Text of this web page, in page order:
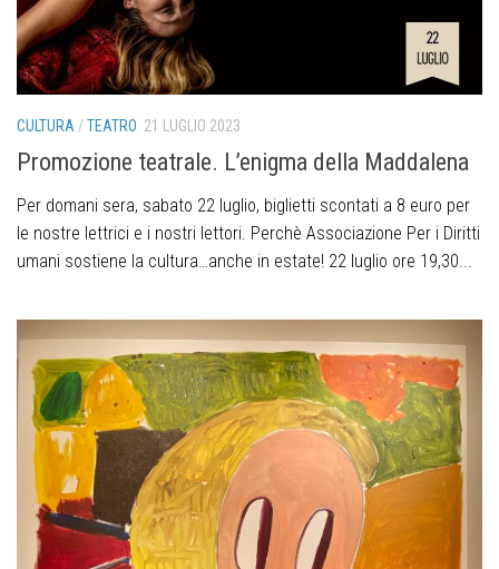
CULTURA /TEATRO 21 LUGLIO 2023
Promozione teatrale. L’enigma della Maddalena
Per domani sera, sabato 22 luglio, biglietti scontati a 8 euro per
le nostre lettrici e i nostri lettori. Perchè Associazione Per i Diritti
umani sostiene la cultura…anche in estate! 22 luglio ore 19,30...